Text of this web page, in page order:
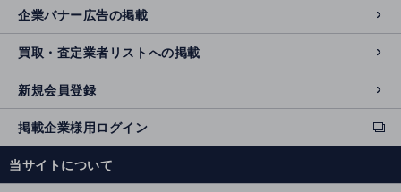
企業バナー広告の掲載
買取・査定業者リストへの掲載
新規会員登録
掲載企業様用ログイン
ext
e
n
当サイトについて